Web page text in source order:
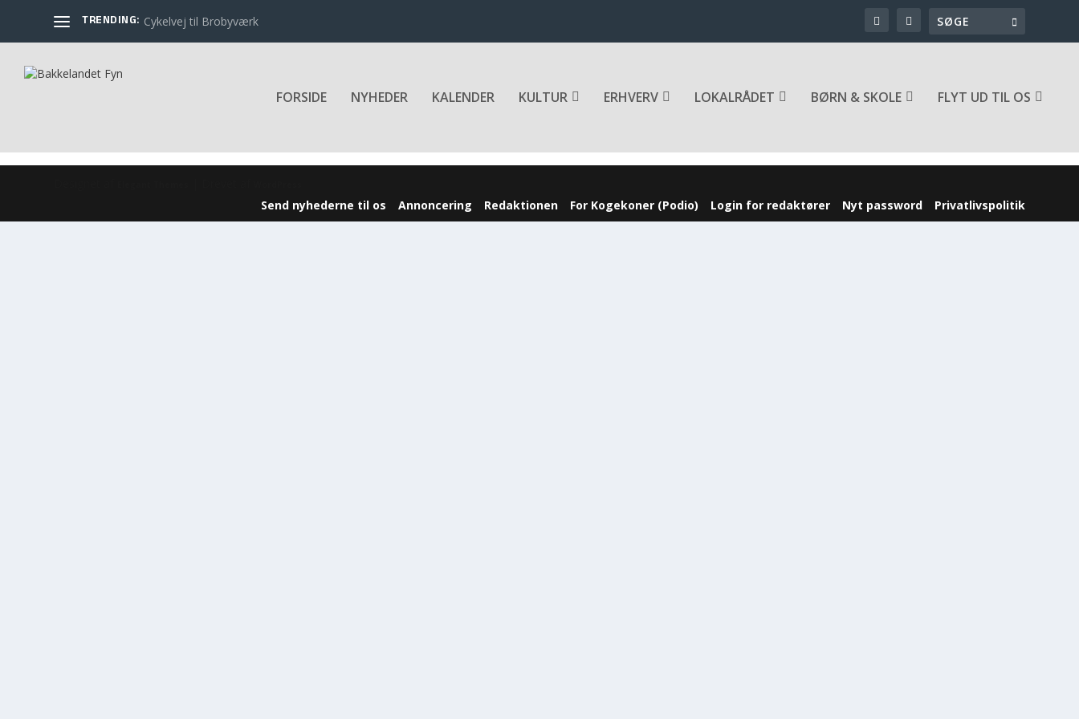
TRENDING: Cykelvej til Brobyværk
FORSIDE NYHEDER KALENDER KULTUR ERHVERV LOKALRÅDET BØRN & SKOLE FLYT UD TIL OS
Send nyhederne til os Annoncering Redaktionen For Kogekoner (Podio) Login for redaktører Nyt password Privatlivspolitik